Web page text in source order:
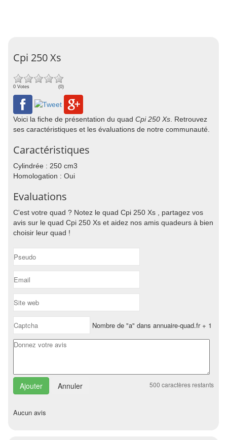
Cpi 250 Xs
0 Votes (0)
Voici la fiche de présentation du quad Cpi 250 Xs . Retrouvez
ses caractéristiques et les évaluations de notre communauté.
Caractéristiques
Cylindrée : 250 cm3
Homologation : Oui
Evaluations
C'est votre quad ? Notez le quad Cpi 250 Xs , partagez vos
avis sur le quad Cpi 250 Xs et aidez nos amis quadeurs à bien
choisir leur quad !
Nombre de "a" dans annuaire-quad.fr + 1
Annuler 500 caractères restants
Aucun avis